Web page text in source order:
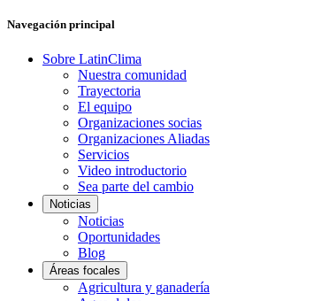
Navegación principal
Sobre LatinClima
Nuestra comunidad
Trayectoria
El equipo
Organizaciones socias
Organizaciones Aliadas
Servicios
Video introductorio
Sea parte del cambio
Noticias
Noticias
Oportunidades
Blog
Áreas focales
Agricultura y ganadería